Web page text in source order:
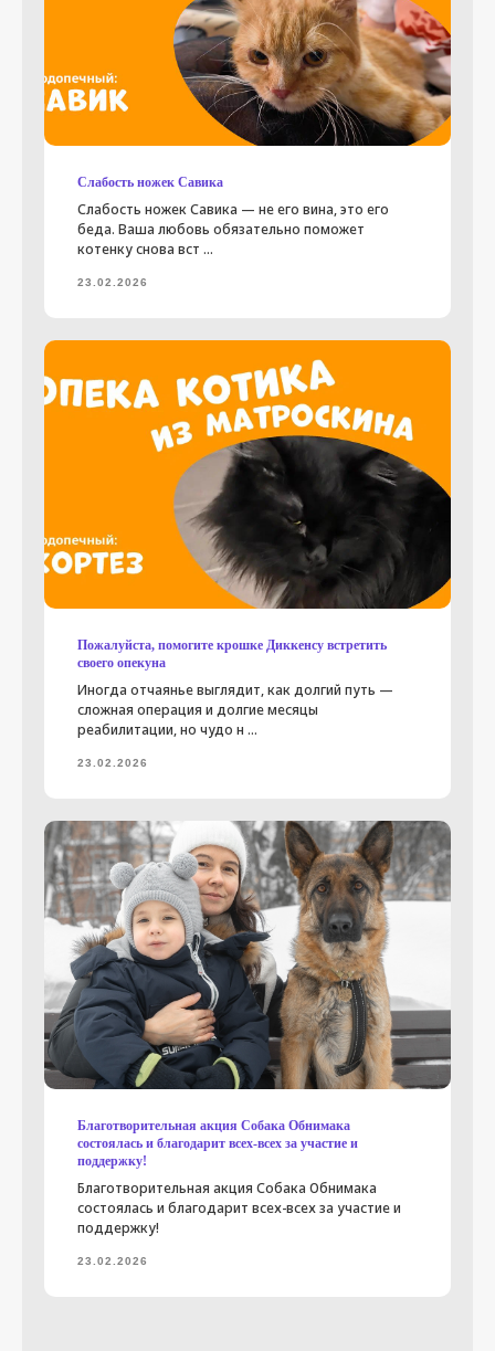
Слабость ножек Савика
Слабость ножек Савика — не его вина, это его
беда. Ваша любовь обязательно поможет
котенку снова вст ...
23.02.2026
Пожалуйста, помогите крошке Диккенсу встретить
своего опекуна
Иногда отчаянье выглядит, как долгий путь —
сложная операция и долгие месяцы
реабилитации, но чудо н ...
23.02.2026
Благотворительная акция Собака Обнимака
состоялась и благодарит всех-всех за участие и
поддержку!
Благотворительная акция Собака Обнимака
состоялась и благодарит всех-всех за участие и
поддержку!
23.02.2026
помочь
Программы фонда
Как мы работаем
Помочь фонду
Документация